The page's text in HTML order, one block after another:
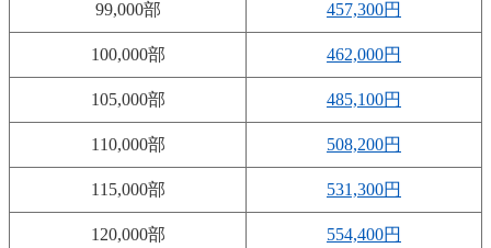
99,000部 457,300円
100,000部 462,000円
105,000部 485,100円
110,000部 508,200円
115,000部 531,300円
120,000部 554,400円